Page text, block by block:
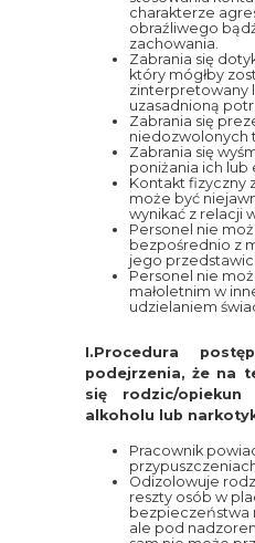
charakterze
obraźliwego
zachowania.
Zabrania się
który mógłby
zinterpretowany
uzasadnioną
Zabrania się
niedozwolonych
Zabrania się
poniżania ich lub
Kontakt fizyczny
może być
wynikać z relacji
Personel nie
bezpośrednio z
jego
Personel nie
małoletnim w
udzielaniem
I.Procedura
podejrzenia, że na
się rodzic/opiekun
alkoholu lub
Pracownik
Odizolowuje
reszty osób w
bezpieczeństwa
ale pod